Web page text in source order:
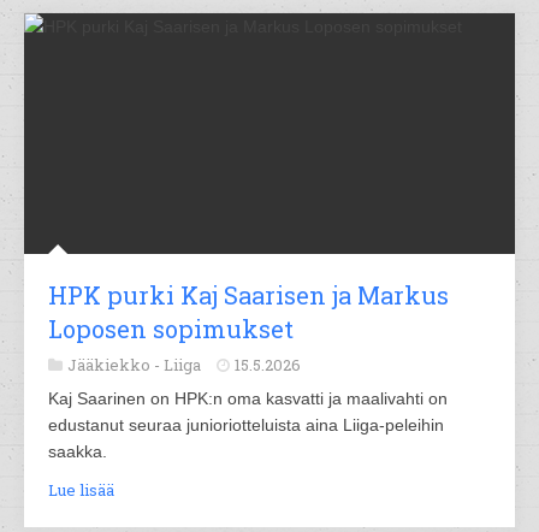
HPK purki Kaj Saarisen ja Markus
Loposen sopimukset
Jääkiekko - Liiga 15.5.2026
Kaj Saarinen on HPK:n oma kasvatti ja maalivahti on
edustanut seuraa junioriotteluista aina Liiga-peleihin
saakka.
Lue lisää